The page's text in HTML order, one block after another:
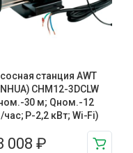
станция AWT
CHM12-3DCLW
30 м; Qном.-12
час; Р-2,2 кВт; Wi-Fi)
008 ₽